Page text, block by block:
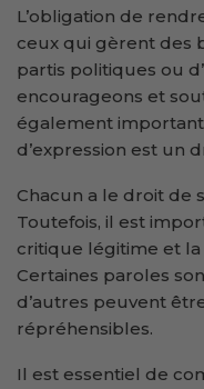
L’obligation de
ceux qui gèrent des
partis politiques ou
encourageons et
également
d’expression est un
Chacun a le droit de
Toutefois, il est
critique légitime et
Certaines paroles
d’autres peuvent
répréhensibles.
Il est essentiel de